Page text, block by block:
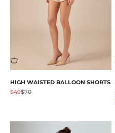
HIGH WAISTED BALLOON SHORTS
Prezzo scontato
$49Prezzo
$70